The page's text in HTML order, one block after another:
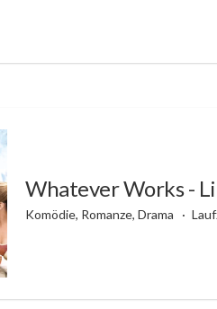
Whatever Works -
Komödie, Romanze, Drama